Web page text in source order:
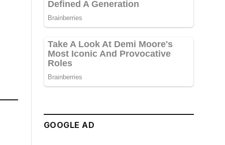
GOOGLE AD